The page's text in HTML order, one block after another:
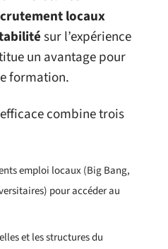
locaux
sur l’expérience
un avantage pour
formation.
combine trois
emploi locaux (Big Bang,
pour accéder au
et les structures du